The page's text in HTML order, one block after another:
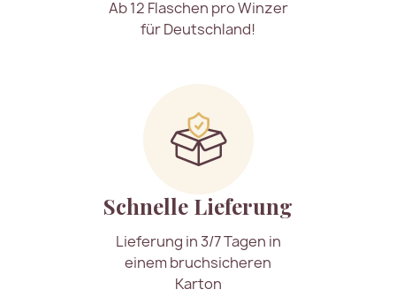
Ab 12 Flaschen pro Winzer
für Deutschland!
Schnelle Lieferung
Lieferung in 3/7 Tagen in
einem bruchsicheren
Karton